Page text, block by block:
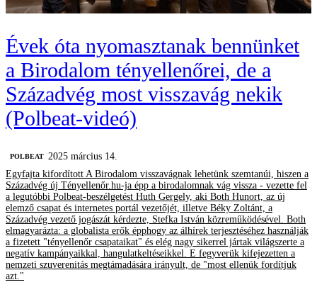
Évek óta nyomasztanak bennünket
a Birodalom tényellenőrei, de a
Századvég most visszavág nekik
(Polbeat-videó)
‎POLBEAT
2025 március 14.
Egyfajta kifordított A Birodalom visszavágnak lehetünk szemtanúi, hiszen a
Századvég új Tényellenőr.hu-ja épp a birodalomnak vág vissza - vezette fel
a legutóbbi Polbeat-beszélgetést Huth Gergely, aki Both Hunort, az új
elemző csapat és internetes portál vezetőjét, illetve Béky Zoltánt, a
Századvég vezető jogászát kérdezte, Stefka István közreműködésével. Both
elmagyarázta: a globalista erők épphogy az álhírek terjesztéséhez használják
a fizetett "tényellenőr csapataikat" és elég nagy sikerrel jártak világszerte a
negatív kampányaikkal, hangulatkeltéseikkel. E fegyverük kifejezetten a
nemzeti szuverenitás megtámadására irányult, de "most ellenük fordítjuk
azt."